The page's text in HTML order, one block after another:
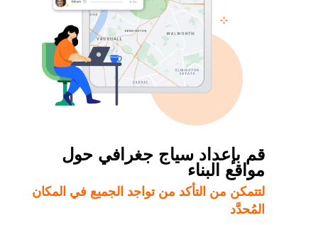
قم بإعداد سياج جغرافي حول
مواقع البناء
لتتمكن من التأكد من تواجد الجميع في المكان
المُحدَّد